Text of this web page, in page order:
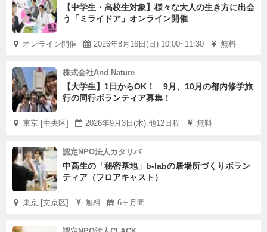
【中学生・高校生対象】様々な大人の生き方に出会
う「ミライドア」オンライン開催
オンライン開催 2026年8月16日(日) 10:00~11:30 無料
株式会社And Nature
【大学生】1日からOK！ 9月、10月の都内修学旅
行の同行ボランティア募集！
東京 [中央区] 2026年9月3日(木),他12日程 無料
認定NPO法人カタリバ
中高生の「秘密基地」b-labの居場所づくりボラン
ティア（フロアキャスト）
東京 [文京区] 無料 6ヶ月間